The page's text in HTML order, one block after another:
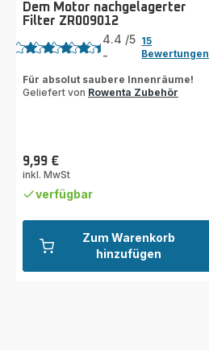
Zum Warenkorb
hinzufügen
Dem Motor nachgelagerter
Filter ZR009012
Bewertung
4.4 /5
-
15
Bewertungen
Für absolut saubere Innenräume!
Geliefert von Rowenta Zubehör
Preis
9,99 €
inkl. MwSt
verfügbar